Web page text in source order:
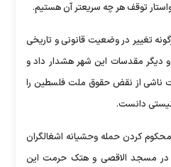
توقف هر چه سریعتر آن هستیم.
تغییر در وضعیت قانونی و تاریخی
مقدسات این شهر هشدار داد و
ناشی از نقض حقوق ملت فلسطین را
دانست.
کردن حمله وحشیانه اشغالگران
در مسجد الاقصی و هتک حرمت این